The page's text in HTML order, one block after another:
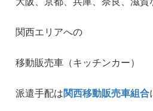
関西エリアへの
移動販売車（キッチンカー）
派遣手配は関西移動販売車組合